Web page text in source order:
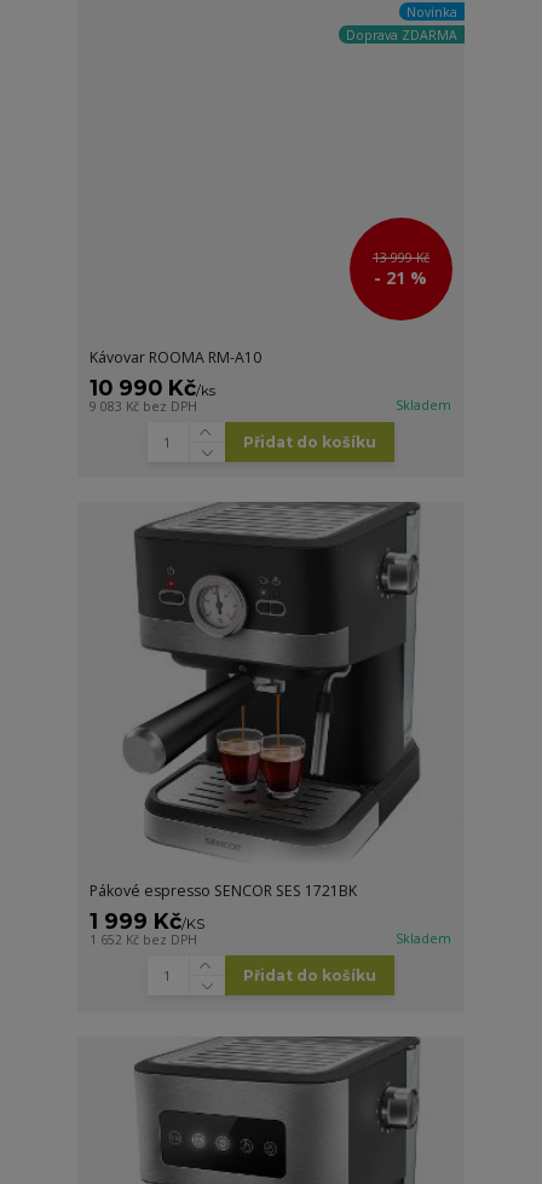
Novinka
Doprava ZDARMA
13 999 Kč
- 21 %
Kávovar ROOMA RM-A10
10 990 Kč/ks
9 083 Kč bez DPH Skladem
Přidat do košíku
Pákové espresso SENCOR SES 1721BK
1 999 Kč/KS
1 652 Kč bez DPH Skladem
Přidat do košíku